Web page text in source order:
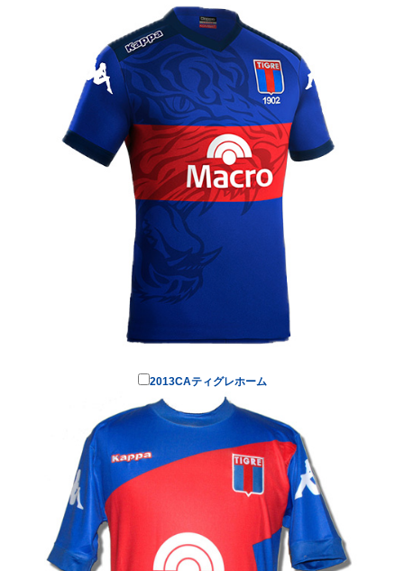
2013CAティグレホーム